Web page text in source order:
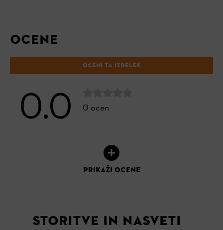
OCENE
OCENI TA IZDELEK
0.0 0 ocen
PRIKAŽI OCENE
STORITVE IN NASVETI